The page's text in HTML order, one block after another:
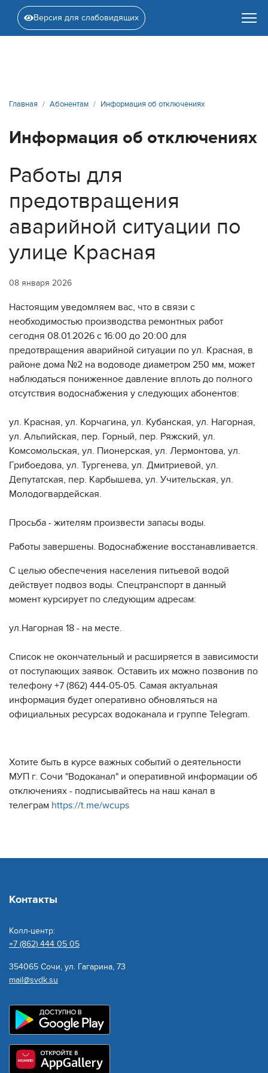
Версия для слабовидящих
Главная Абонентам Информация об отключениях
Информация об отключениях
Работы для
предотвращения
аварийной ситуации по
улице Красная
08 января 2026
Настоящим уведомляем вас, что в связи с
необходимостью производства ремонтных работ
сегодня 08.01.2026 с 16:00 до 20:00 для
предотвращения аварийной ситуации по ул. Красная, в
районе дома №2 на водоводе диаметром 250 мм, может
наблюдаться пониженное давление вплоть до полного
отсутствия водоснабжения у следующих абонентов:
ул. Красная, ул. Корчагина, ул. Кубанская, ул. Нагорная,
ул. Альпийская, пер. Горный, пер. Ряжский, ул.
Комсомольская, ул. Пионерская, ул. Лермонтова, ул.
Грибоедова, ул. Тургенева, ул. Дмитриевой, ул.
Депутатская, пер. Карбышева, ул. Учительская, ул.
Молодогвардейская.
Просьба - жителям произвести запасы воды.
Работы завершены. Водоснабжение восстанавливается.
С целью обеспечения населения питьевой водой
действует подвоз воды. Спецтранспорт в данный
момент курсирует по следующим адресам:
ул.Нагорная 18 - на месте.
Список не окончательный и расширяется в зависимости
от поступающих заявок. Оставить их можно позвонив по
телефону +7 (862) 444-05-05. Самая актуальная
информация будет оперативно обновляться на
официальных ресурсах водоканала и группе Telegram.
Хотите быть в курсе важных событий о деятельности
МУП г. Сочи "Водоканал" и оперативной информации об
отключениях - подписывайтесь на наш канал в
телеграм https://t.me/wcups
Контакты
Колл-центр:
+7 (862) 444 05 05
354065 Сочи, ул. Гагарина, 73
mail@svdk.su